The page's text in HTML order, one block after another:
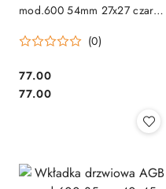
mod.600 54mm 27x27 czarna
(0)
Cena:
77.00
Cena:
77.00